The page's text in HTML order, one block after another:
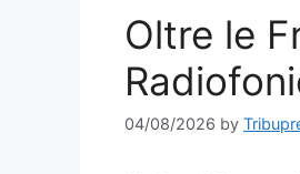
Oltre le
04/08/2026 by